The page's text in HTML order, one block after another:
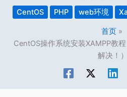
CentOS PHP web环境
首页
CentOS操作系统安装XAMPP教
解决！）